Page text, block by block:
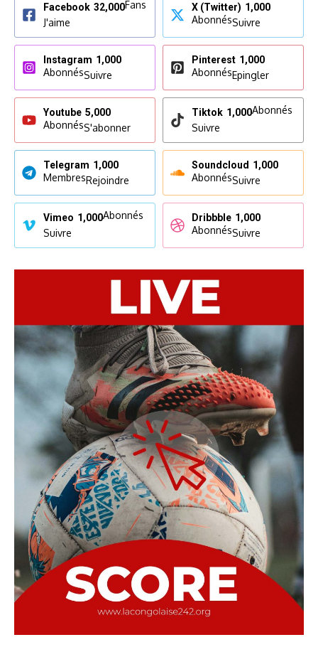
Facebook 32,000Fans
J'aime
X (Twitter) 1,000
AbonnésSuivre
Instagram 1,000
AbonnésSuivre
Pinterest 1,000
AbonnésEpingler
Youtube 5,000
AbonnésS'abonner
Tiktok 1,000Abonnés
Suivre
Telegram 1,000
MembresRejoindre
Soundcloud 1,000
AbonnésSuivre
Vimeo 1,000Abonnés
Suivre
Dribbble 1,000
AbonnésSuivre